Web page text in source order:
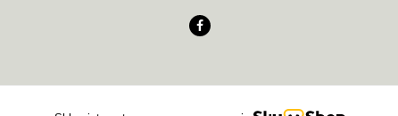
AJAX SYSTEMS